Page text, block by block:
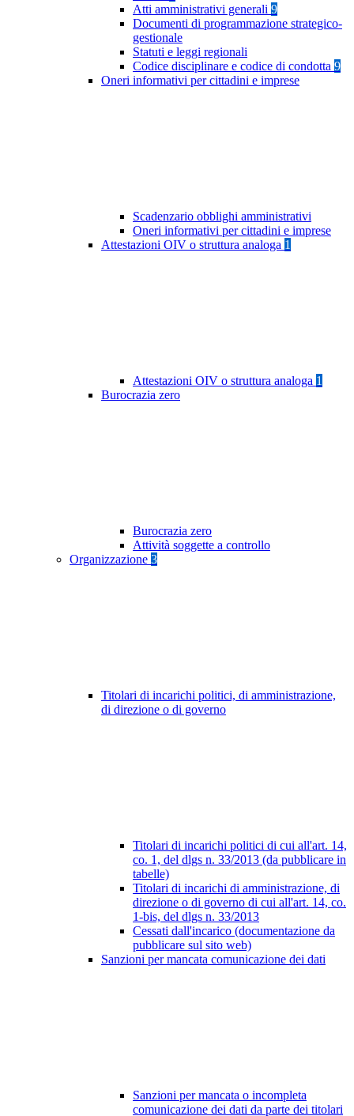
Atti amministrativi generali 9
Documenti di programmazione strategico-
gestionale
Statuti e leggi regionali
Codice disciplinare e codice di condotta 9
Oneri informativi per cittadini e imprese
Scadenzario obblighi amministrativi
Oneri informativi per cittadini e imprese
Attestazioni OIV o struttura analoga 1
Attestazioni OIV o struttura analoga 1
Burocrazia zero
Burocrazia zero
Attività soggette a controllo
Organizzazione 3
Titolari di incarichi politici, di amministrazione,
di direzione o di governo
Titolari di incarichi politici di cui all'art. 14,
co. 1, del dlgs n. 33/2013 (da pubblicare in
tabelle)
Titolari di incarichi di amministrazione, di
direzione o di governo di cui all'art. 14, co.
1-bis, del dlgs n. 33/2013
Cessati dall'incarico (documentazione da
pubblicare sul sito web)
Sanzioni per mancata comunicazione dei dati
Sanzioni per mancata o incompleta
comunicazione dei dati da parte dei titolari